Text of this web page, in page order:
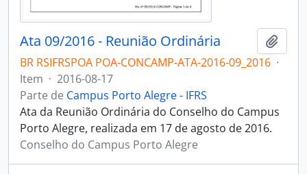
Ata 09/2016 - Reunião Ordinária
BR RSIFRSPOA POA-CONCAMP-ATA-2016-09_2016 ·
Item · 2016-08-17
Parte de Campus Porto Alegre - IFRS
Ata da Reunião Ordinária do Conselho do Campus
Porto Alegre, realizada em 17 de agosto de 2016.
Conselho do Campus Porto Alegre